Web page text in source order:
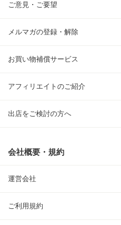
ご意見・ご要望
メルマガの登録・解除
お買い物補償サービス
アフィリエイトのご紹介
出店をご検討の方へ
会社概要・規約
運営会社
ご利用規約